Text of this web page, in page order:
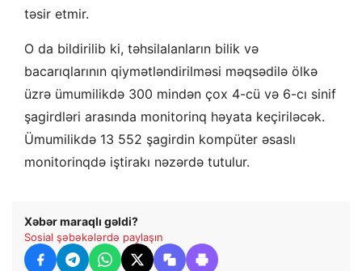
təsir etmir.
O da bildirilib ki, təhsilalanların bilik və
bacarıqlarının qiymətləndirilməsi məqsədilə ölkə
üzrə ümumilikdə 300 mindən çox 4-cü və 6-cı sinif
şagirdləri arasında monitorinq həyata keçiriləcək.
Ümumilikdə 13 552 şagirdin kompüter əsaslı
monitorinqdə iştirakı nəzərdə tutulur.
Xəbər maraqlı gəldi?
Sosial şəbəkələrdə paylaşın